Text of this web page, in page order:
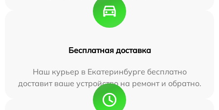
Бесплатная доставка
Наш курьер в Екатеринбурге бесплатно
доставит ваше устройство на ремонт и обратно.